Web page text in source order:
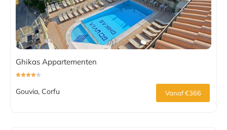
Ghikas Appartementen
Gouvia, Corfu Vanaf €366